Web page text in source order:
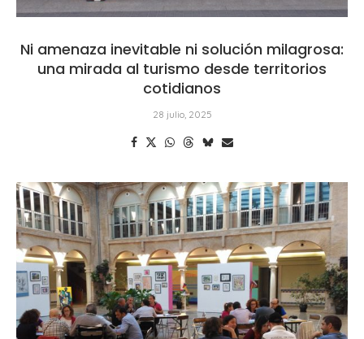
Ni amenaza inevitable ni solución milagrosa:
una mirada al turismo desde territorios
cotidianos
28 julio, 2025